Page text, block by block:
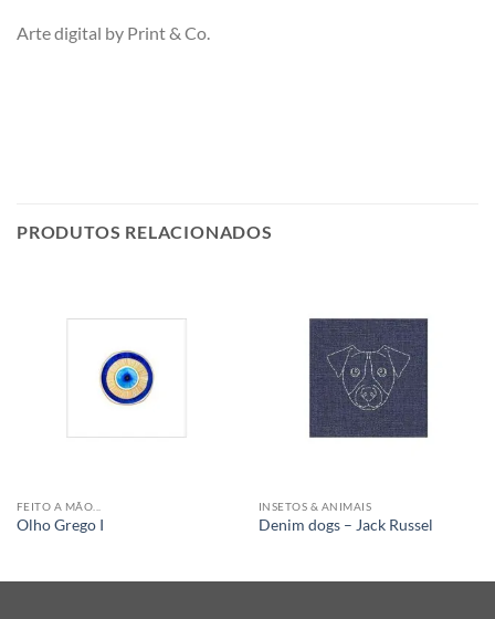
Arte digital by Print & Co.
PRODUTOS RELACIONADOS
FEITO A MÃO...
Olho Grego I
INSETOS & ANIMAIS
Denim dogs – Jack Russel